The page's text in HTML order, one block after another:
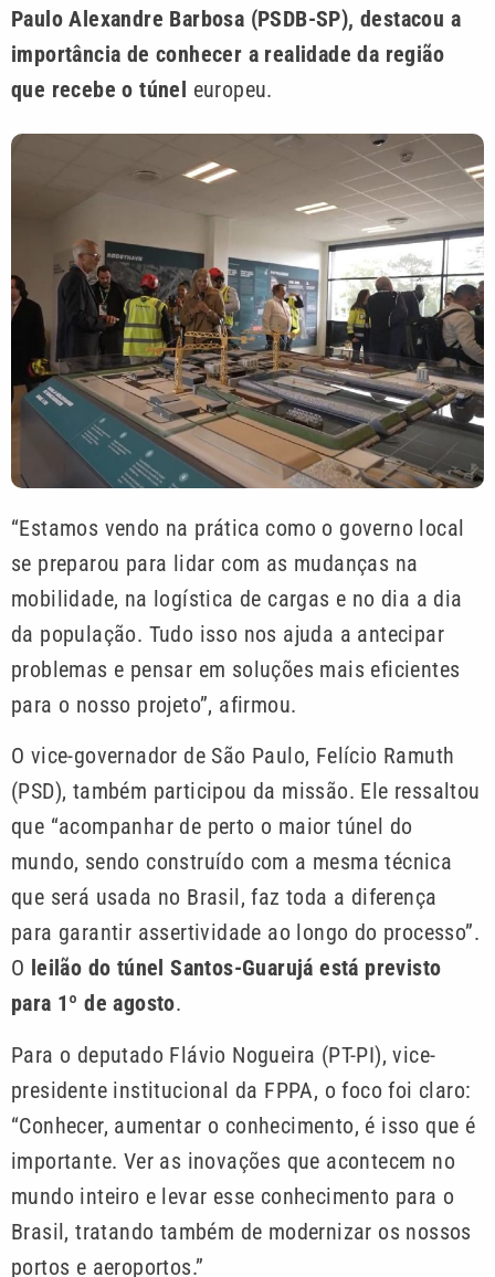
Paulo Alexandre Barbosa (PSDB-SP), destacou a
importância de conhecer a realidade da região
que recebe o túnel europeu.
“Estamos vendo na prática como o governo local
se preparou para lidar com as mudanças na
mobilidade, na logística de cargas e no dia a dia
da população. Tudo isso nos ajuda a antecipar
problemas e pensar em soluções mais eficientes
para o nosso projeto”, afirmou.
O vice-governador de São Paulo, Felício Ramuth
(PSD), também participou da missão. Ele ressaltou
que “acompanhar de perto o maior túnel do
mundo, sendo construído com a mesma técnica
que será usada no Brasil, faz toda a diferença
para garantir assertividade ao longo do processo”.
O leilão do túnel Santos-Guarujá está previsto
para 1º de agosto.
Para o deputado Flávio Nogueira (PT-PI), vice-
presidente institucional da FPPA, o foco foi claro:
“Conhecer, aumentar o conhecimento, é isso que é
importante. Ver as inovações que acontecem no
mundo inteiro e levar esse conhecimento para o
Brasil, tratando também de modernizar os nossos
portos e aeroportos.”